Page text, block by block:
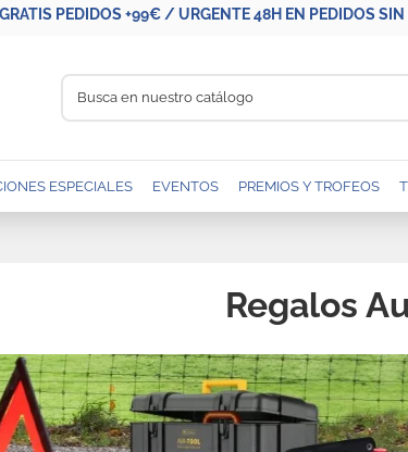
PEDIDOS +99€ / URGENTE 48H EN PEDIDOS
ESPECIALES EVENTOS PREMIOS Y TROFEOS
Regalos